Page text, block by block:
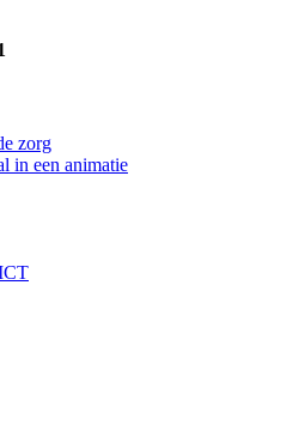
zorg
in een animatie